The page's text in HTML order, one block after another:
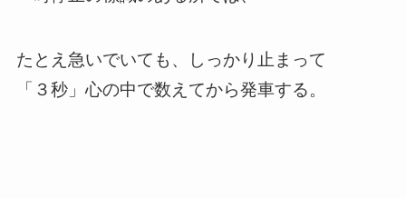
たとえ急いでいても、しっかり止まって
「３秒」心の中で数えてから発車する。